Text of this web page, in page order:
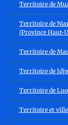
Territoire de
Territoire de
(Province Haut-
Territoire de
Territoire de
Territoire de
Territoire et ville